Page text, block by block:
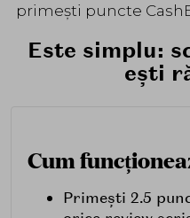
primești puncte
Este simplu:
ești
Cum
Primești 2.5